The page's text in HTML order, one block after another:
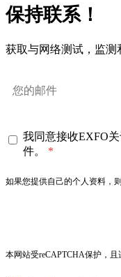
保持联系！
获取与网络测试，监测
我同意接收EXFO
件。
如果您提供自己的个人资料，
本网站受reCAPTCHA保护，且